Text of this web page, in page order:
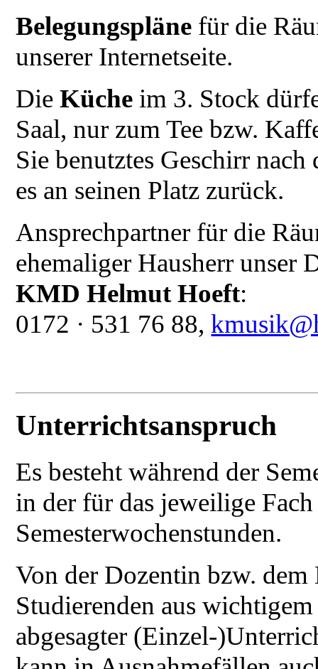
Belegungspläne für die
unserer Internetseite.
DieKüche im 3. Stock
Saal, nur zum Tee bzw.
Sie benutztes Geschirr
es an seinen Platz zurück.
Ansprechpartner für die
ehemaliger Hausherr unser
KMD Helmut Hoeft:
0172 · 531 76 88,
Unterrichtsanspruch
Es besteht während der
in der für das jeweilige
Semesterwochenstunden.
Von der Dozentin bzw. dem
Studierenden aus
abgesagter (Einzel-